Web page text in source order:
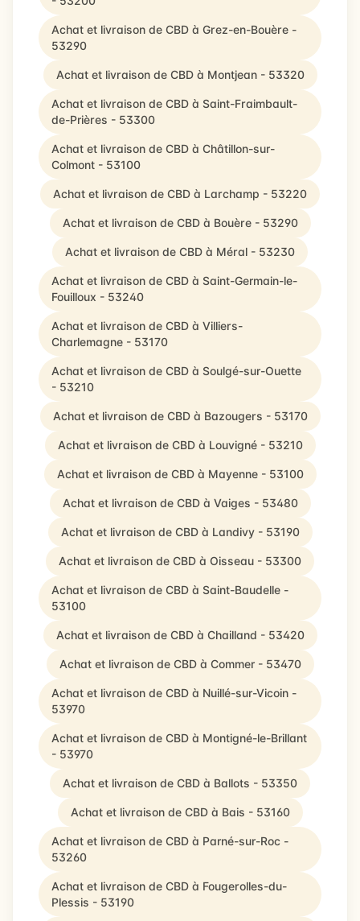
Achat et livraison de CBD à Grez-en-Bouère -
53290
Achat et livraison de CBD à Montjean - 53320
Achat et livraison de CBD à Saint-Fraimbault-
de-Prières - 53300
Achat et livraison de CBD à Châtillon-sur-
Colmont - 53100
Achat et livraison de CBD à Larchamp - 53220
Achat et livraison de CBD à Bouère - 53290
Achat et livraison de CBD à Méral - 53230
Achat et livraison de CBD à Saint-Germain-le-
Fouilloux - 53240
Achat et livraison de CBD à Villiers-
Charlemagne - 53170
Achat et livraison de CBD à Soulgé-sur-Ouette
- 53210
Achat et livraison de CBD à Bazougers - 53170
Achat et livraison de CBD à Louvigné - 53210
Achat et livraison de CBD à Mayenne - 53100
Achat et livraison de CBD à Vaiges - 53480
Achat et livraison de CBD à Landivy - 53190
Achat et livraison de CBD à Oisseau - 53300
Achat et livraison de CBD à Saint-Baudelle -
53100
Achat et livraison de CBD à Chailland - 53420
Achat et livraison de CBD à Commer - 53470
Achat et livraison de CBD à Nuillé-sur-Vicoin -
53970
Achat et livraison de CBD à Montigné-le-Brillant
- 53970
Achat et livraison de CBD à Ballots - 53350
Achat et livraison de CBD à Bais - 53160
Achat et livraison de CBD à Parné-sur-Roc -
53260
Achat et livraison de CBD à Fougerolles-du-
Plessis - 53190